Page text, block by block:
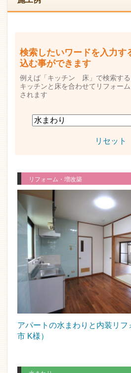
検索したいワードを入力す
込む事ができます
例えば「キッチン 床」で検索する
キッチンと床を合わせてリフォー
されます
リセット
リフォーム・増改築
アパートの水まわりと内装リフ
市 K様）